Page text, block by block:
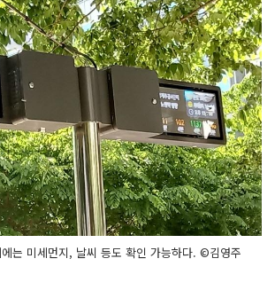
는 미세먼지, 날씨 등도 확인 가능하다. ©김영주